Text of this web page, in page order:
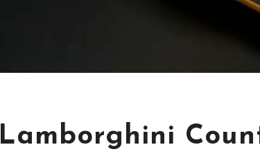
Lamborghini